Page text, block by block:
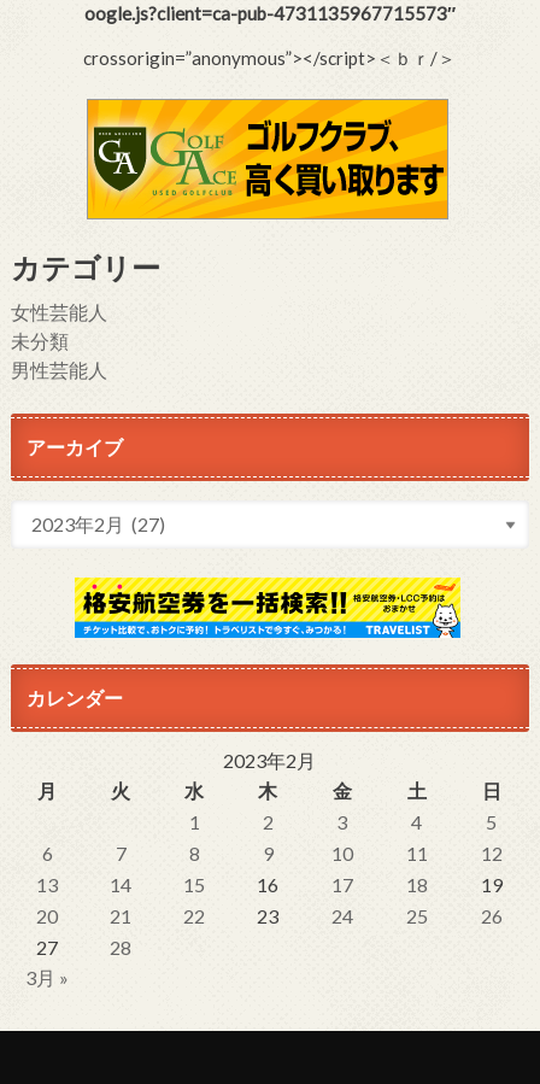
oogle.js?client=ca-pub-4731135967715573″
crossorigin=”anonymous”></script>＜ｂｒ/＞
カテゴリー
女性芸能人
未分類
男性芸能人
アーカイブ
カレンダー
2023年2月
月
火 水 木 金 土
日
1
2 3 4
5
6
7 8 9 10 11
12
13
14 15 16 17 18
19
20
21 22 23 24 25
26
27
28
3月 »